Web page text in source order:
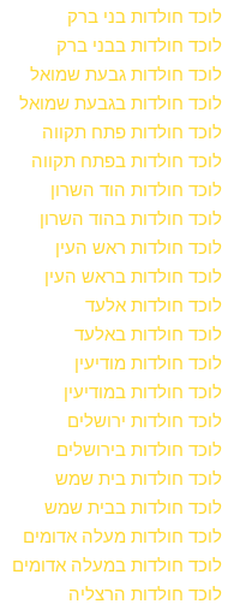
לוכד חולדות בני ברק
לוכד חולדות בבני ברק
לוכד חולדות גבעת שמואל
לוכד חולדות בגבעת שמואל
לוכד חולדות פתח תקווה
לוכד חולדות בפתח תקווה
לוכד חולדות הוד השרון
לוכד חולדות בהוד השרון
לוכד חולדות ראש העין
לוכד חולדות בראש העין
לוכד חולדות אלעד
לוכד חולדות באלעד
לוכד חולדות מודיעין
לוכד חולדות במודיעין
לוכד חולדות ירושלים
לוכד חולדות בירושלים
לוכד חולדות בית שמש
לוכד חולדות בבית שמש
לוכד חולדות מעלה אדומים
לוכד חולדות במעלה אדומים
לוכד חולדות הרצליה